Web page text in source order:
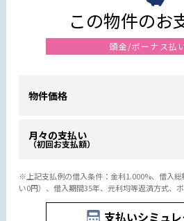
この物件のお
頭金/ボーナス払
物件価格
月々の支払い
（初回お支払額）
※上記支払例の借入条件：金利1.000%、借入総
い0円）、借入期間35年、元利均等返済方式、
支払いシミュ